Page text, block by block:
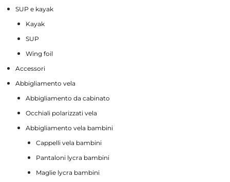
SUP e kayak
Kayak
SUP
Wing foil
Accessori
Abbigliamento vela
Abbigliamento da cabinato
Occhiali polarizzati vela
Abbigliamento vela bambini
Cappelli vela bambini
Pantaloni lycra bambini
Maglie lycra bambini